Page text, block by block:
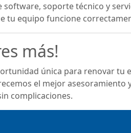
software, soporte técnico y
tu equipo funcione
más!
única para renovar tu
el mejor asesoramiento
complicaciones.